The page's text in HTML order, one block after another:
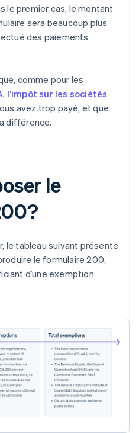
le premier cas, le montant
sera beaucoup plus
des paiements
comme pour les
, l’impôt sur les sociétés
avez trop payé, et que
différence.
le
le tableau suivant présente
le formulaire 200,
d’une exemption